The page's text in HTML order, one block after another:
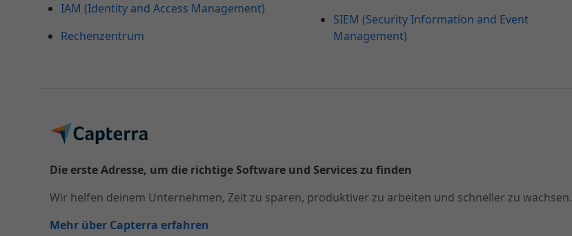
IAM (Identity and Access Management)
Rechenzentrum
SIEM (Security Information and Event
Management)
Die erste Adresse, um die richtige Software und Services zu finden
Wir helfen deinem Unternehmen, Zeit zu sparen, produktiver zu arbeiten und schneller zu wachsen.
Mehr über Capterra erfahren